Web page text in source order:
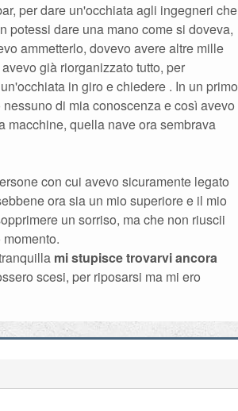
per dare un'occhiata agli ingegneri che
potessi dare una mano come si doveva,
ammetterlo, dovevo avere altre mille
già riorganizzato tutto, per
in giro e chiedere . In un primo
di mia conoscenza e così avevo
macchine, quella nave ora sembrava
con cui avevo sicuramente legato
ora sia un mio superiore e il mio
un sorriso, ma che non riuscii
mi stupisce trovarvi ancora
scesi, per riposarsi ma mi ero